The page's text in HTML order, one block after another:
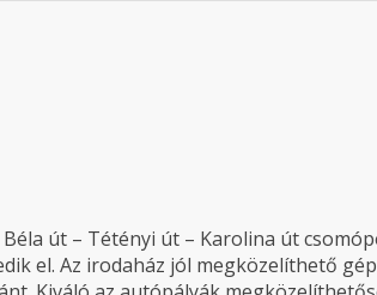
út – Tétényi út – Karolina út
el. Az irodaház jól megközelíthető